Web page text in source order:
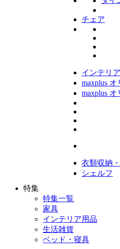
チェア
インテリ
maxplus
maxplus
衣類収納
シェルフ
特集
特集一覧
家具
インテリア用品
生活雑貨
ベッド・寝具